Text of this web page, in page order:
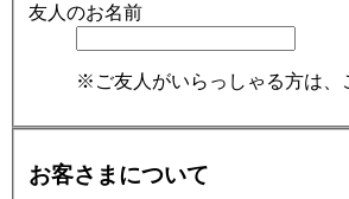
友人のお名前
※ご友人がいらっしゃる方は、
お客さまについて